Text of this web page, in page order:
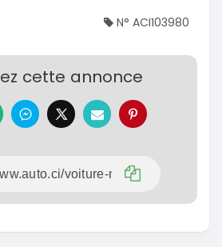
N° ACI103980
cette annonce